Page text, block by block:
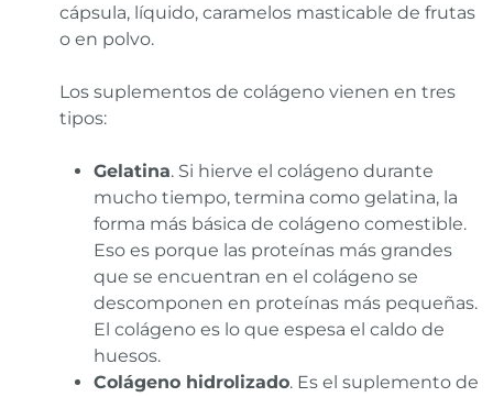
cápsula, líquido, caramelos masticable de frutas
o en polvo.
Los suplementos de colágeno vienen en tres
tipos:
Gelatina. Si hierve el colágeno durante
mucho tiempo, termina como gelatina, la
forma más básica de colágeno comestible.
Eso es porque las proteínas más grandes
que se encuentran en el colágeno se
descomponen en proteínas más pequeñas.
El colágeno es lo que espesa el caldo de
huesos.
Colágeno hidrolizado. Es el suplemento de